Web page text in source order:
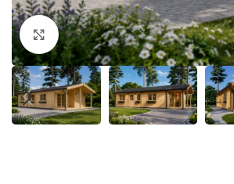
Klick zum Vergrößern